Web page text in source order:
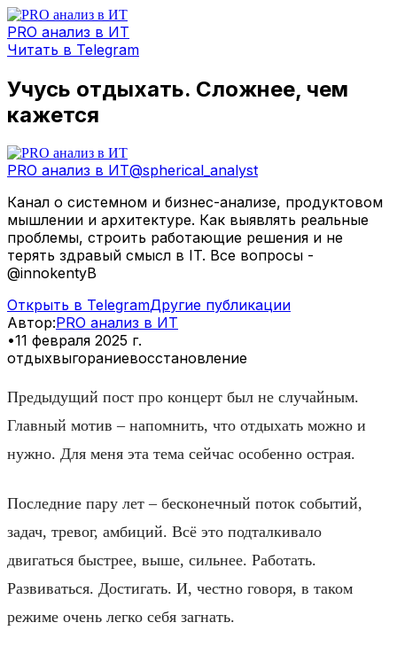
PRO анализ в ИТ
Читать в Telegram
Учусь отдыхать. Сложнее, чем
кажется
PRO анализ в ИТ@spherical_analyst
Канал о системном и бизнес-анализе, продуктовом
мышлении и архитектуре. Как выявлять реальные
проблемы, строить работающие решения и не
терять здравый смысл в IT. Все вопросы -
@innokentyB
Открыть в TelegramДругие публикации
Автор:PRO анализ в ИТ
•11 февраля 2025 г.
отдыхвыгораниевосстановление
Предыдущий пост про концерт был не случайным.
Главный мотив – напомнить, что отдыхать можно и
нужно. Для меня эта тема сейчас особенно острая.
Последние пару лет – бесконечный поток событий,
задач, тревог, амбиций. Всё это подталкивало
двигаться быстрее, выше, сильнее. Работать.
Развиваться. Достигать. И, честно говоря, в таком
режиме очень легко себя загнать.